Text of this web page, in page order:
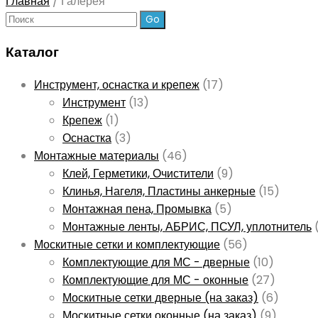
Поиск:
Каталог
Инструмент, оснастка и крепеж (17)
Инструмент (13)
Крепеж (1)
Оснастка (3)
Монтажные материалы (46)
Клей, Герметики, Очистители (9)
Клинья, Нагеля, Пластины анкерные (15)
Монтажная пена, Промывка (5)
Монтажные ленты, АБРИС, ПСУЛ, уплотнитель
Москитные сетки и комплектующие (56)
Комплектующие для МС - дверные (10)
Комплектующие для МС - оконные (27)
Москитные сетки дверные (на заказ) (6)